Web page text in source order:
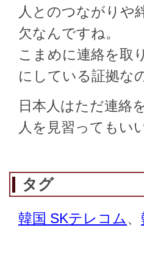
人とのつながりや
欠なんですね。
こまめに連絡を取
にしている証拠な
日本人はただ連絡
人を見習ってもい
タグ
韓国 SKテレコム、